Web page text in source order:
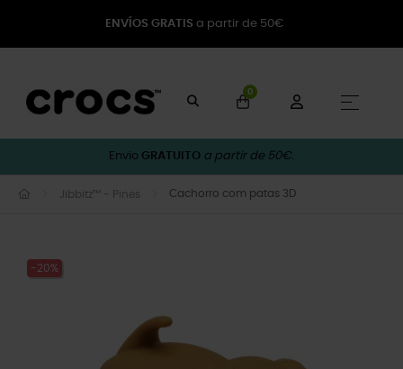
ENVÍOS GRATIS a partir de 50€
0
☰
Envio GRATUITO a partir de 50€.
Jibbitz™ - Pines Cachorro com patas 3D
-20%